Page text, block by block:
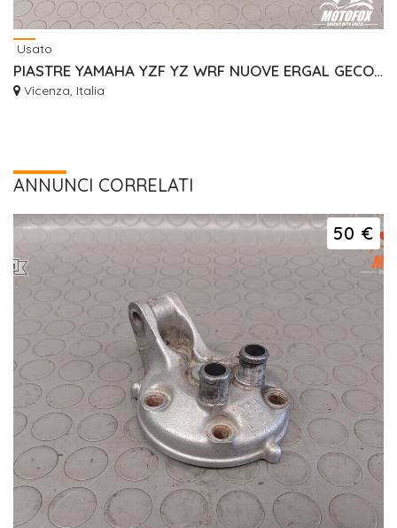
Usato
PIASTRE YAMAHA YZF YZ WRF NUOVE ERGAL GECO RISER
Vicenza, Italia
ANNUNCI CORRELATI
50 €